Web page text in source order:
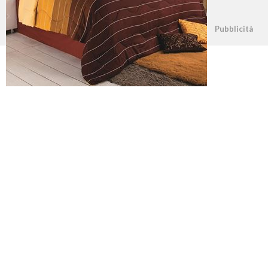
©2026 - casapratica.net - p.iva 03338800984 Pubblicità